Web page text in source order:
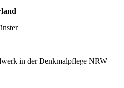
in der Denkmalpflege NRW